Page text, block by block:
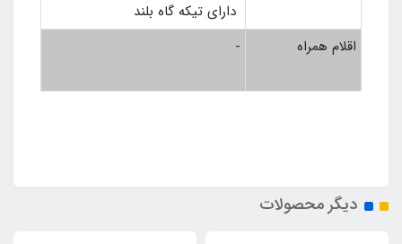
دارای تیکه گاه بلند
اقلام همراه
-
دیگر محصولات